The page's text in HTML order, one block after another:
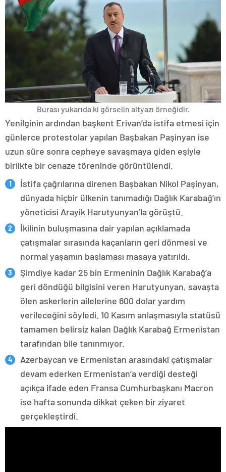
Burası yukarıda ki görselin altyazı örneğidir.
Yenilginin ardından başkent Erivan’da istifa etmesi için
günlerce protestolar yapılan Başbakan Paşinyan ise
uzun süre sonra cepheye savaşmaya giden eşiyle
birlikte bir cenaze töreninde görüntülendi.
İstifa çağrılarına direnen Başbakan Nikol Paşinyan,
dünyada hiçbir ülkenin tanımadığı Dağlık Karabağ’ın
yöneticisi Arayik Harutyunyan’la görüştü.
İkilinin buluşmasına dair yapılan açıklamada
çatışmalar sırasında kaçanların geri dönmesi ve
normal yaşamın başlaması masaya yatırıldı.
Şimdiye kadar 25 bin Ermeninin Dağlık Karabağ’a
geri döndüğü bilgisini veren Harutyunyan, savaşta
ölen askerlerin ailelerine 600 dolar yardım
verileceğini söyledi. 10 Kasım anlaşmasıyla statüsü
tamamen belirsiz kalan Dağlık Karabağ Ermenistan
tarafından bile tanınmıyor.
Azerbaycan ve Ermenistan arasındaki çatışmalar
devam ederken Ermenistan’a verdiği desteği
açıkça ifade eden Fransa Cumhurbaşkanı Macron
ise hafta sonunda dikkat çeken bir ziyaret
gerçekleştirdi.